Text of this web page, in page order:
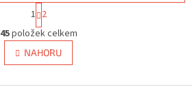
O
v
l
á
S
t
r
á
n
k
v
1 2
45položek celkem
NAHORU